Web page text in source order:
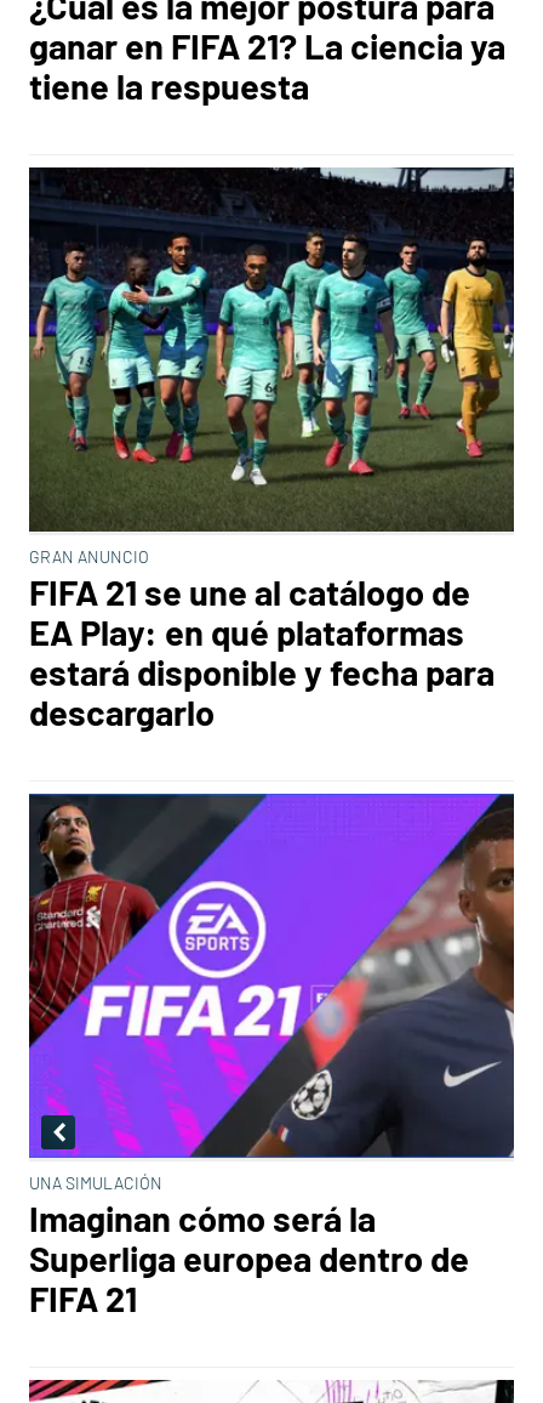
ganar en FIFA 21? La ciencia ya
tiene la respuesta
GRAN ANUNCIO
FIFA 21 se une al catálogo de
EA Play: en qué plataformas
estará disponible y fecha para
descargarlo
UNA SIMULACIÓN
Imaginan cómo será la
Superliga europea dentro de
FIFA 21